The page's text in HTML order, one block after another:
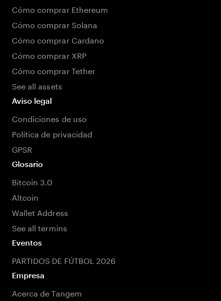
Cómo comprar Ethereum
Cómo comprar Solana
Cómo comprar Cardano
Cómo comprar XRP
Cómo comprar Tether
See all assets
Aviso legal
Condiciones de uso
Política de privacidad
GPSR
Glosario
Bitcoin 3.0
Altcoin
Wallet Address
See all termins
Eventos
PARTIDOS DE FÚTBOL 2026
Empresa
Acerca de Tangem